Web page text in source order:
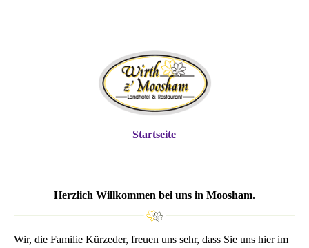
Startseite
Herzlich Willkommen bei uns in Moosham.
Wir, die Familie Kürzeder, freuen uns sehr, dass Sie uns hier im